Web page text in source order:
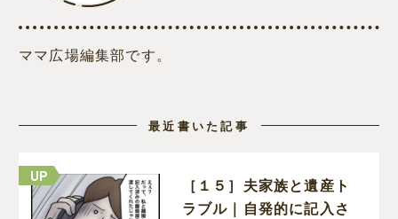
ママ広場編集部です。
最近書いた記事
［１５］夫家族と遺産ト
ラブル｜自発的に記入さ